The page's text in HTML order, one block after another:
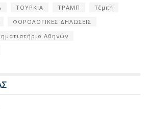
ΤΟΥΡΚΙΑ ΤΡΑΜΠ
Τέμπη
ΦΟΡΟΛΟΓΙΚΕΣ ΔΗΛΩΣΕΙΣ
Αθηνών